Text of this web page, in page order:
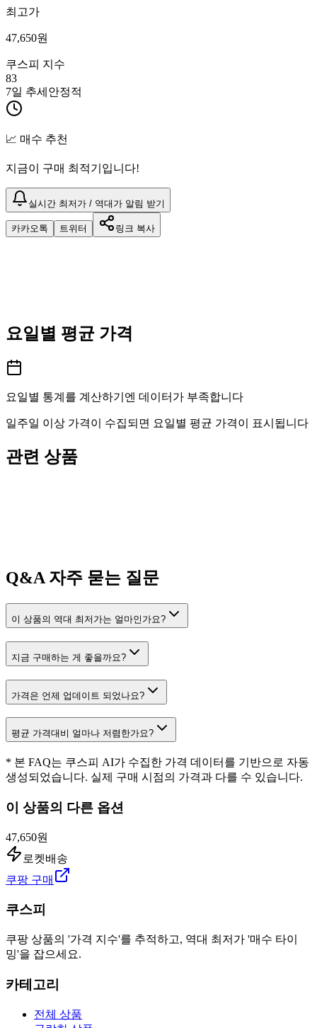
최고가
47,650원
쿠스피 지수
83
7일 추세 안정적
📈 매수 추천
지금이 구매 최적기입니다!
실시간 최저가 / 역대가 알림 받기
카카오톡 트위터 링크 복사
요일별 평균 가격
요일별 통계를 계산하기엔 데이터가 부족합니다
일주일 이상 가격이 수집되면 요일별 평균 가격이 표시됩니다
관련 상품
Q&A자주 묻는 질문
이 상품의 역대 최저가는 얼마인가요?
지금 구매하는 게 좋을까요?
가격은 언제 업데이트 되었나요?
평균 가격대비 얼마나 저렴한가요?
* 본 FAQ는 쿠스피 AI가 수집한 가격 데이터를 기반으로 자동
생성되었습니다. 실제 구매 시점의 가격과 다를 수 있습니다.
이 상품의 다른 옵션
47,650원
로켓배송
쿠팡 구매
쿠스피
쿠팡 상품의 '가격 지수'를 추적하고, 역대 최저가 '매수 타이
밍'을 잡으세요.
카테고리
전체 상품